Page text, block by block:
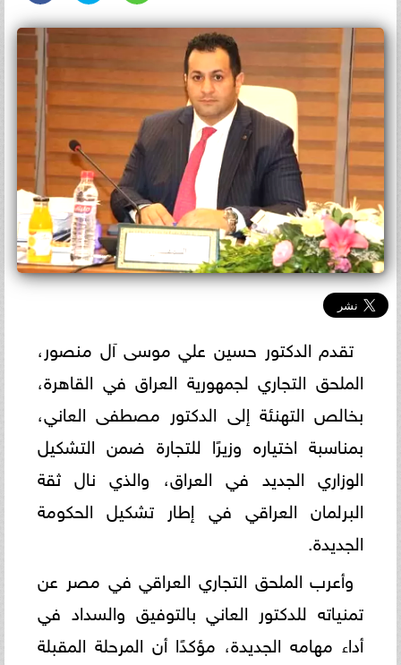
تقدم الدكتور حسين علي موسى آل منصور،
الملحق التجاري لجمهورية العراق في القاهرة،
بخالص التهنئة إلى الدكتور مصطفى العاني،
بمناسبة اختياره وزيرًا للتجارة ضمن التشكيل
الوزاري الجديد في العراق، والذي نال ثقة
البرلمان العراقي في إطار تشكيل الحكومة
الجديدة.
وأعرب الملحق التجاري العراقي في مصر عن
تمنياته للدكتور العاني بالتوفيق والسداد في
أداء مهامه الجديدة، مؤكدًا أن المرحلة المقبلة